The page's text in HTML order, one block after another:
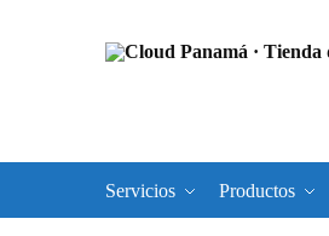
Servicios Productos